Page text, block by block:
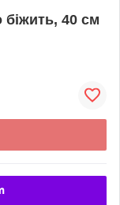
40 см